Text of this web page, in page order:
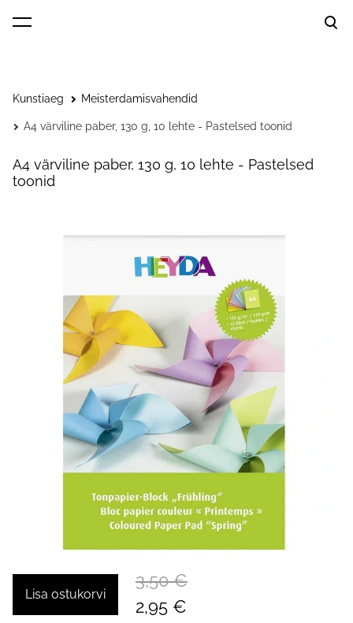
lisati ostukorvi.
Kunstiaeg Meisterdamisvahendid
A4 värviline paber, 130 g, 10 lehte - Pastelsed toonid
A4 värviline paber, 130 g, 10 lehte - Pastelsed
toonid
Lisa ostukorvi
3,50 €
2,95 €